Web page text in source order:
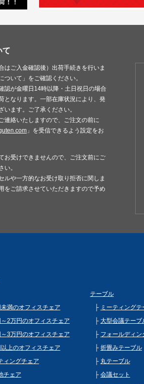
て
はご入金確認後）出荷手続きを行いま
ついて」をご確認ください。
認が金曜日14時以降・土日祝日の場合
となります。一部在庫状況により、発
います。ご了承ください。
連絡いたしますので、ご注文の前に
」を受信できるよう設定をお
お受けできませんので、ご注文前にご
い。
ルや一方的なお受け取り拒否に関しま
をご請求させていただきますので予め
満のオフィスチェア
2万円のオフィスチェア
3万円のオフィスチェア
上のオフィスチェア
ィングチェア
チェア
テーブル
ミーティングテ
大型会議テーブ
フォールディン
折畳みテーブル
丸テーブル
会議セット